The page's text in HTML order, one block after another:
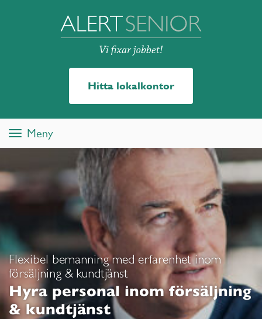
Hitta lokalkontor
ToggleMeny
Flexibel bemanning med erfarenhet inom
försäljning & kundtjänst
Hyra personal inom försäljning
& kundtjänst